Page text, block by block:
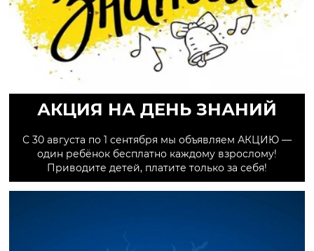
АКЦИЯ НА ДЕНЬ ЗНАНИЙ
С 30 августа по 1 сентября мы объявляем АКЦИЮ —
один ребёнок бесплатно каждому взрослому!
Приводите детей, платите только за себя!